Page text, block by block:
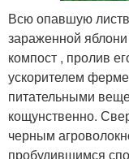
Всю опавшую
зараженной
компост , пролив
ускорителем
питательными
кощунственно.
черным
пробудившимся